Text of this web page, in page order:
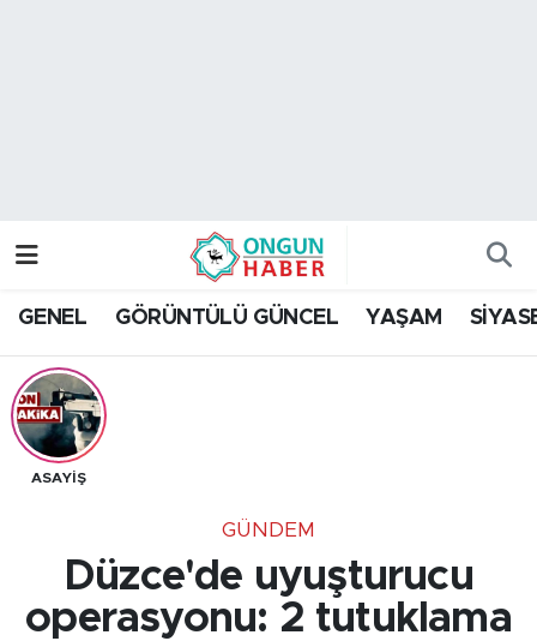
GENEL GÖRÜNTÜLÜ GÜNCEL YAŞAM
ASAYİŞ
GÜNDEM
Düzce'de uyuşturucu
operasyonu: 2 tutuklama
Trafik Durumu
Tüm Manşetler
Son Dakika Haberleri